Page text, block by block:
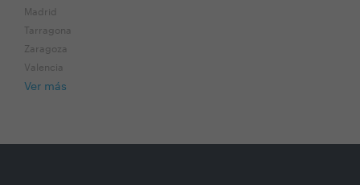
Madrid
Tarragona
Zaragoza
Valencia
Ver más